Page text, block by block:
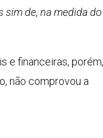
de, na medida
e financeiras,
não comprovou a